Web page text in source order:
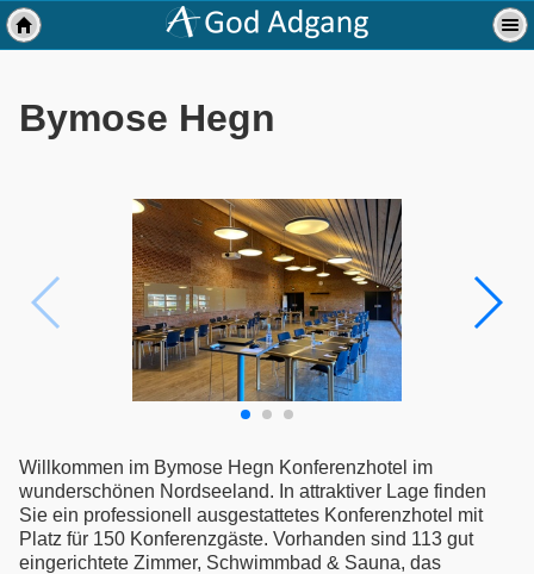
Bymose Hegn
Willkommen im Bymose Hegn Konferenzhotel im
wunderschönen Nordseeland. In attraktiver Lage finden
Sie ein professionell ausgestattetes Konferenzhotel mit
Platz für 150 Konferenzgäste. Vorhanden sind 113 gut
eingerichtete Zimmer, Schwimmbad & Sauna, das